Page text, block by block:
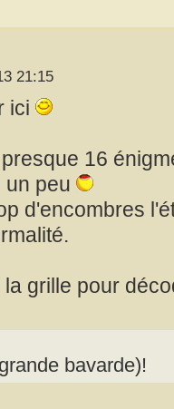
21:15
ici
16
un peu
d'encombres
grille pour
bavarde)!